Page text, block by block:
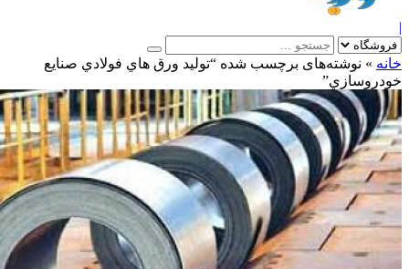
»نوشته‌های برچسب شده “تولید ورق هاي فولادي صنایع